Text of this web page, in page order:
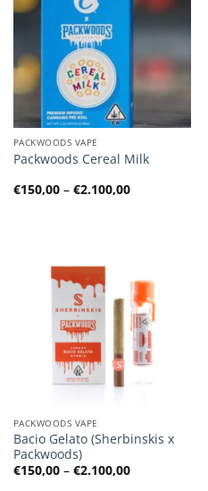
PACKWOODS VAPE
Packwoods Cereal Milk
€150,00 – €2.100,00Preisspanne:
PACKWOODS VAPE
Bacio Gelato (Sherbinskis x
Packwoods)
€150,00 – €2.100,00Preisspanne:
€150,00